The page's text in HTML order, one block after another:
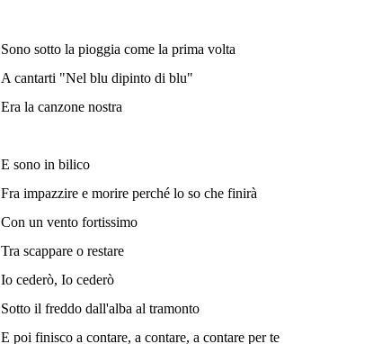
Sono sotto la pioggia come la prima volta
A cantarti "Nel blu dipinto di blu"
Era la canzone nostra
E sono in bilico
Fra impazzire e morire perché lo so che finirà
Con un vento fortissimo
Tra scappare o restare
Io cederò, Io cederò
Sotto il freddo dall'alba al tramonto
E poi finisco a contare, a contare, a contare per te